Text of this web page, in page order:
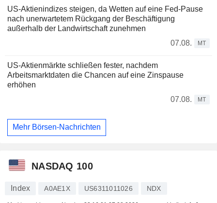
US-Aktienindizes steigen, da Wetten auf eine Fed-Pause
nach unerwartetem Rückgang der Beschäftigung
außerhalb der Landwirtschaft zunehmen
07.08.
MT
US-Aktienmärkte schließen fester, nachdem
Arbeitsmarktdaten die Chancen auf eine Zinspause
erhöhen
07.08.
MT
Mehr Börsen-Nachrichten
NASDAQ 100
Index A0AE1X US6311011026 NDX